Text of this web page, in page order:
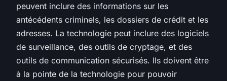
peuvent inclure des informations sur les
antécédents criminels, les dossiers de crédit et les
adresses. La technologie peut inclure des logiciels
de surveillance, des outils de cryptage, et des
outils de communication sécurisés. Ils doivent être
à la pointe de la technologie pour pouvoir